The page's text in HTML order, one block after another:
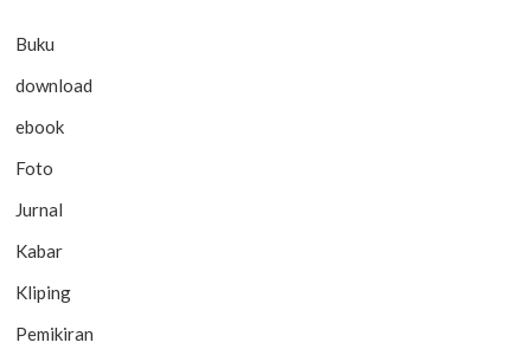
Buku
download
ebook
Foto
Jurnal
Kabar
Kliping
Pemikiran